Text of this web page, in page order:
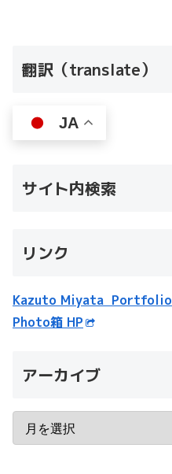
翻訳（translate）
JA
サイト内検索
リンク
Kazuto Miyata Portfolio
Photo箱 HP
アーカイブ